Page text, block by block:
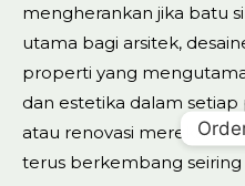
mengherankan jika batu
utama bagi arsitek,
properti yang
dan estetika dalam
atau renovasi mereka.
terus berkembang